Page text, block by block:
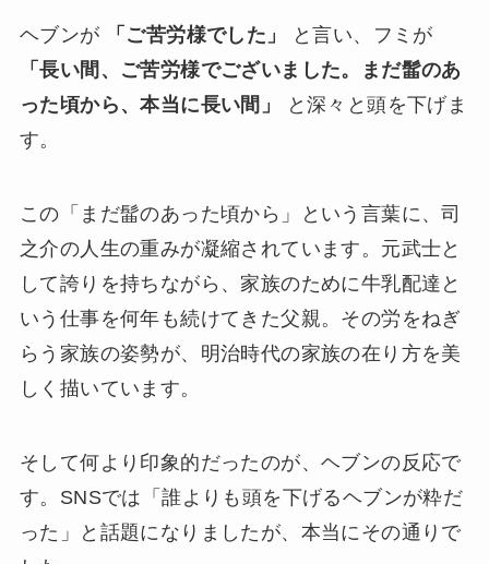
ヘブンが 「ご苦労様でした」
と言い、フミが
「長い間、ご苦労様でございました。まだ髷のあ
った頃から、本当に長い間」
と深々と頭を下げま
す。
この「まだ髷のあった頃から」という言葉に、司
之介の人生の重みが凝縮されています。元武士と
して誇りを持ちながら、家族のために牛乳配達と
いう仕事を何年も続けてきた父親。その労をねぎ
らう家族の姿勢が、明治時代の家族の在り方を美
しく描いています。
そして何より印象的だったのが、ヘブンの反応で
す。SNSでは「誰よりも頭を下げるヘブンが粋だ
った」と話題になりましたが、本当にその通りで